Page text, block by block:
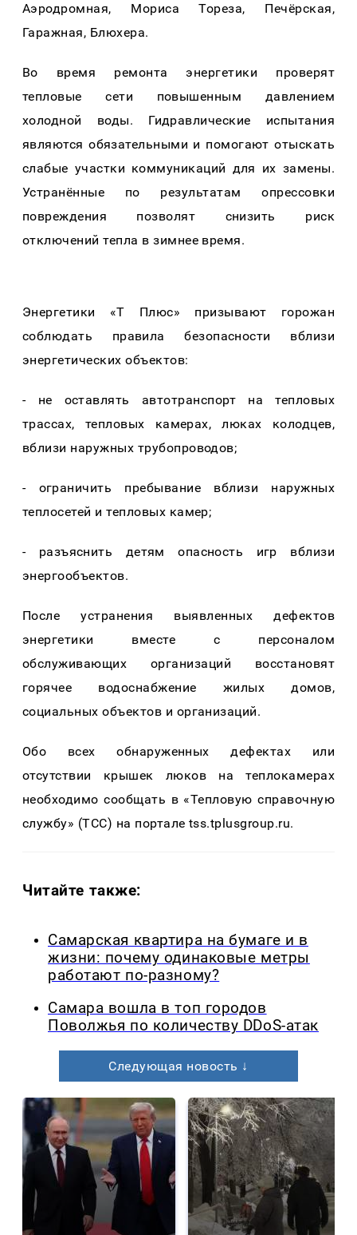
Аэродромная, Мориса Тореза, Печёрская,
Гаражная, Блюхера.
Во время ремонта энергетики проверят
тепловые сети повышенным давлением
холодной воды. Гидравлические испытания
являются обязательными и помогают отыскать
слабые участки коммуникаций для их замены.
Устранённые по результатам опрессовки
повреждения позволят снизить риск
отключений тепла в зимнее время.
Энергетики «Т Плюс» призывают горожан
соблюдать правила безопасности вблизи
энергетических объектов:
- не оставлять автотранспорт на тепловых
трассах, тепловых камерах, люках колодцев,
вблизи наружных трубопроводов;
- ограничить пребывание вблизи наружных
теплосетей и тепловых камер;
- разъяснить детям опасность игр вблизи
энергообъектов.
После устранения выявленных дефектов
энергетики вместе с персоналом
обслуживающих организаций восстановят
горячее водоснабжение жилых домов,
социальных объектов и организаций.
Обо всех обнаруженных дефектах или
отсутствии крышек люков на теплокамерах
необходимо сообщать в «Тепловую справочную
службу» (ТСС) на портале tss.tplusgroup.ru.
Читайте также:
Самарская квартира на бумаге и в
жизни: почему одинаковые метры
работают по-разному?
Самара вошла в топ городов
Поволжья по количеству DDoS-атак
Следующая новость ↓